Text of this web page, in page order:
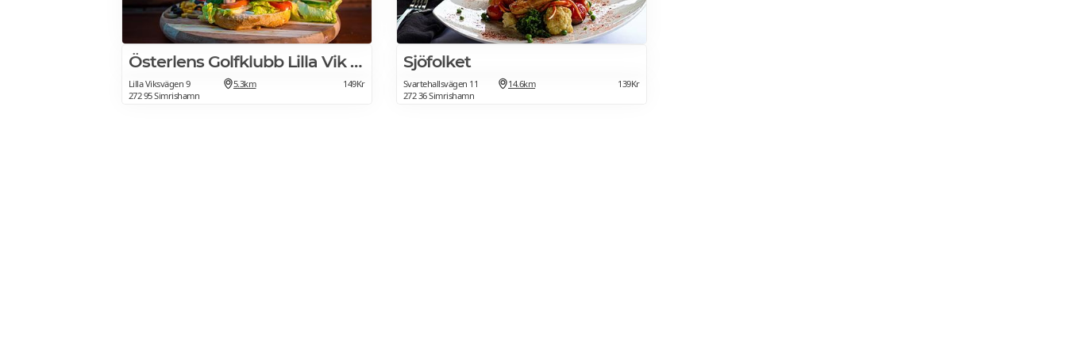
Österlens Golfklubb Lilla Vik Golfrestaurang
Lilla Viksvägen 9
272 95 Simrishamn
5.3km 149Kr
Sjöfolket
Svartehallsvägen 11
272 36 Simrishamn
14.6km 139Kr